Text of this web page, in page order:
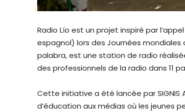
Radio Lío est un projet inspiré par
espagnol) lors des Journées mondiales
palabra, est une station de radio
des professionnels de la radio dans 11
Cette initiative a été lancée par SIGNIS
d’éducation aux médias où les jeunes